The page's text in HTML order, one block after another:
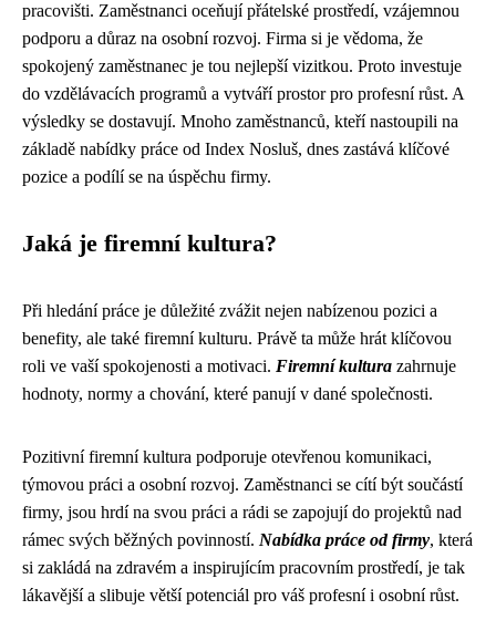
pracovišti. Zaměstnanci oceňují přátelské prostředí, vzájemnou
podporu a důraz na osobní rozvoj. Firma si je vědoma, že
spokojený zaměstnanec je tou nejlepší vizitkou. Proto investuje
do vzdělávacích programů a vytváří prostor pro profesní růst. A
výsledky se dostavují. Mnoho zaměstnanců, kteří nastoupili na
základě nabídky práce od Index Nosluš, dnes zastává klíčové
pozice a podílí se na úspěchu firmy.
Jaká je firemní kultura?
Při hledání práce je důležité zvážit nejen nabízenou pozici a
benefity, ale také firemní kulturu. Právě ta může hrát klíčovou
roli ve vaší spokojenosti a motivaci. Firemní kultura zahrnuje
hodnoty, normy a chování, které panují v dané společnosti.
Pozitivní firemní kultura podporuje otevřenou komunikaci,
týmovou práci a osobní rozvoj. Zaměstnanci se cítí být součástí
firmy, jsou hrdí na svou práci a rádi se zapojují do projektů nad
rámec svých běžných povinností. Nabídka práce od firmy, která
si zakládá na zdravém a inspirujícím pracovním prostředí, je tak
lákavější a slibuje větší potenciál pro váš profesní i osobní růst.